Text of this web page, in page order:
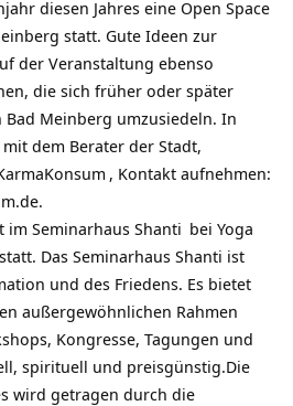
diesen Jahres eine Open Space
statt. Gute Ideen zur
der Veranstaltung ebenso
die sich früher oder später
Meinberg umzusiedeln. In
dem Berater der Stadt,
, Kontakt aufnehmen:
im Seminarhaus Shanti bei Yoga
statt. Das Seminarhaus Shanti ist
und des Friedens. Es bietet
außergewöhnlichen Rahmen
Kongresse, Tagungen und
spirituell und preisgünstig.Die
wird getragen durch die